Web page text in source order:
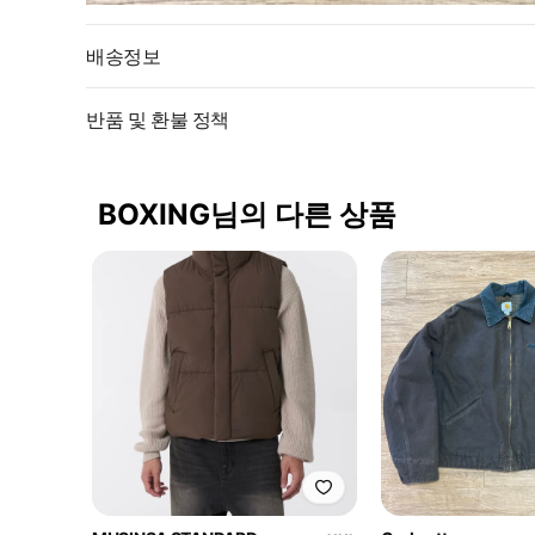
배송정보
반품 및 환불 정책
BOXING님의 다른 상품